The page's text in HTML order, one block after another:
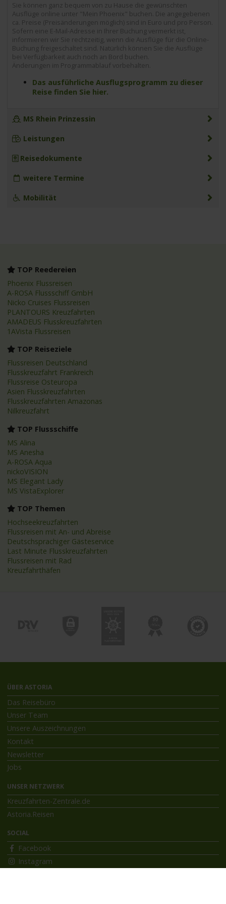
Sie können ganz bequem von zu Hause die gewünschten
Ausflüge online unter "Mein Phoenix" buchen. Die angegebenen
ca. Preise (Preisänderungen möglich) sind in Euro und pro Person.
Sofern eine E-Mail-Adresse in Ihrer Buchung vermerkt ist,
informieren wir Sie rechtzeitig, wenn die Ausflüge für die Online-
Buchung freigeschaltet sind. Natürlich können Sie die Ausflüge
bei Verfügbarkeit auch noch an Bord buchen.
Änderungen im Programmablauf vorbehalten.
Das ausführliche Ausflugsprogramm zu dieser
Reise finden Sie hier.
MS Rhein Prinzessin
Leistungen
Reisedokumente
weitere Termine
Mobilität
TOP Reedereien
Phoenix Flussreisen
A-ROSA Flussschiff GmbH
Nicko Cruises Flussreisen
PLANTOURS Kreuzfahrten
AMADEUS Flusskreuzfahrten
1AVista Flussreisen
TOP Reiseziele
Flussreisen Deutschland
Flusskreuzfahrt Frankreich
Flussreise Osteuropa
Asien Flusskreuzfahrten
Flusskreuzfahrten Amazonas
Nilkreuzfahrt
TOP Flussschiffe
MS Alina
MS Anesha
A-ROSA Aqua
nickoVISION
MS Elegant Lady
MS VistaExplorer
TOP Themen
Hochseekreuzfahrten
Flussreisen mit An- und Abreise
Deutschsprachiger Gästeservice
Last Minute Flusskreuzfahrten
Flussreisen mit Rad
Kreuzfahrthäfen
ÜBER ASTORIA
Das Reisebüro
Unser Team
Unsere Auszeichnungen
Kontakt
Newsletter
Jobs
UNSER NETZWERK
Kreuzfahrten-Zentrale.de
Astoria.Reisen
SOCIAL
Facebook
Instagram